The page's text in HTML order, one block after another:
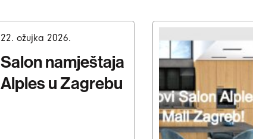
22. ožujka 2026.
Salon namještaja
Alples u Zagrebu